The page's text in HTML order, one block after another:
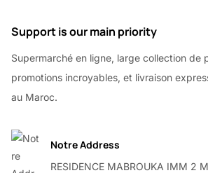
Support is our main priority
Supermarché en ligne, large collection de
promotions incroyables, et livraison
au Maroc.
Notre Address
RESIDENCE MABROUKA IMM 2